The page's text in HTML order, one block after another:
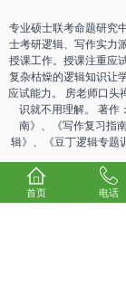
专业硕士联考命题研究
士考研逻辑、写作实力
授课工作。授课注重应
复杂枯燥的逻辑知识让
应试能力。 房老师口头
识就不用理解。 著作
南》、《写作复习指
辑》、《豆丁逻辑专题
上一个：
首页 电话